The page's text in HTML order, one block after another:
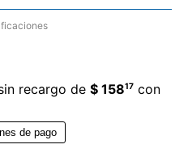
recargo de $ 15817 con
de pago